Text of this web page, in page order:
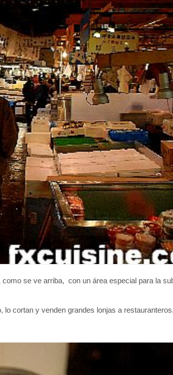
se ve arriba, con un área especial para la
cortan y venden grandes lonjas a restauranteros.